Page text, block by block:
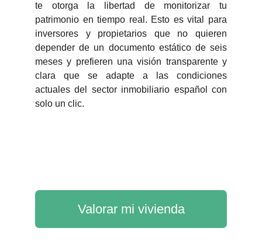
te otorga la libertad de monitorizar tu
patrimonio en tiempo real. Esto es vital para
inversores y propietarios que no quieren
depender de un documento estático de seis
meses y prefieren una visión transparente y
clara que se adapte a las condiciones
actuales del sector inmobiliario español con
solo un clic.
Valorar mi vivienda